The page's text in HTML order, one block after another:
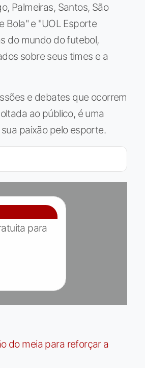
Palmeiras, Santos, São
Bola" e "UOL Esporte
do mundo do futebol,
sobre seus times e a
e debates que ocorrem
ao público, é uma
paixão pelo esporte.
para
do meia para reforçar a